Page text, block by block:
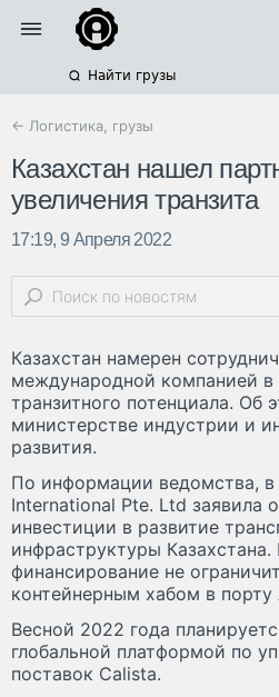
Найти грузы
← Логистика, грузы
Казахстан нашел
увеличения транзита
17:19, 9 Апреля 2022
Казахстан намерен
международной компанией в
транзитного потенциала. Об
министерстве индустрии и
развития.
По информации ведомства, в
International Pte. Ltd заявила
инвестиции в развитие
инфраструктуры
финансирование не
контейнерным хабом в порту
Весной 2022 года
глобальной платформой по
поставок Calista.